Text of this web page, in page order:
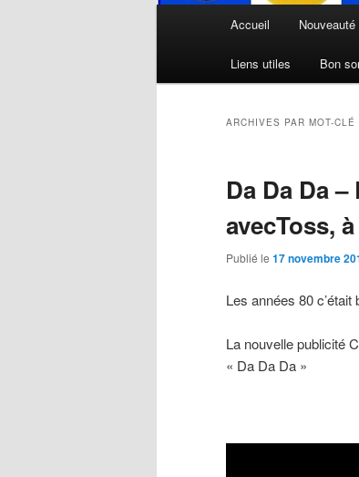
Accueil Nouveauté
Liens utiles Bon
ARCHIVES PAR MOT-CLÉ
Da Da Da
avecToss,
Publié le 17 novembre
Les années 80
La nouvelle publicité
« Da Da Da »